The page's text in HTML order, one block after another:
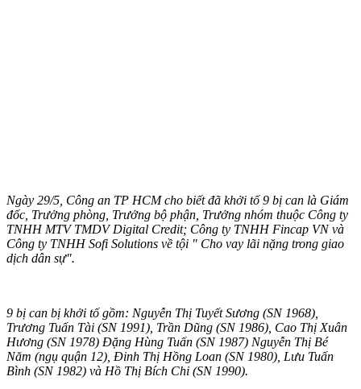
Ngày 29/5, Công an TP HCM cho biết đã khởi tố 9 bị can là Giám
đốc, Trưởng phòng, Trưởng bộ phận, Trưởng nhóm thuộc Công ty
TNHH MTV TMDV Digital Credit; Công ty TNHH Fincap VN và
Công ty TNHH Sofi Solutions về tội " Cho vay lãi nặng trong giao
dịch dân sự".
9 bị can bị khởi tố gồm: Nguyễn Thị Tuyết Sương (SN 1968),
Trương Tuấn Tài (SN 1991), Trần Dũng (SN 1986), Cao Thị Xuân
Hương (SN 1978) Đặng Hùng Tuấn (SN 1987) Nguyễn Thị Bé
Năm (ngụ quận 12), Đinh Thị Hồng Loan (SN 1980), Lưu Tuấn
Bình (SN 1982) và Hồ Thị Bích Chi (SN 1990).